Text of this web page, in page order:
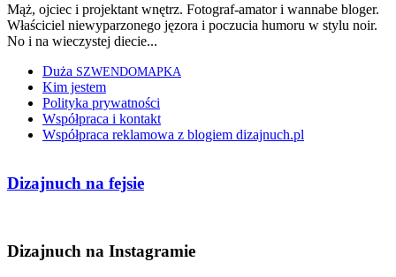
Mąż, ojciec i projektant wnętrz. Fotograf-amator i wannabe bloger.
Właściciel niewyparzonego jęzora i poczucia humoru w stylu noir.
No i na wieczystej diecie...
Duża SZWENDOMAPKA
Kim jestem
Polityka prywatności
Współpraca i kontakt
Współpraca reklamowa z blogiem dizajnuch.pl
Dizajnuch na fejsie
Dizajnuch na Instagramie